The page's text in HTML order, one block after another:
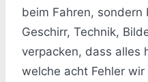
beim Fahren, sondern
Geschirr, Technik,
verpacken, dass alles
welche acht Fehler